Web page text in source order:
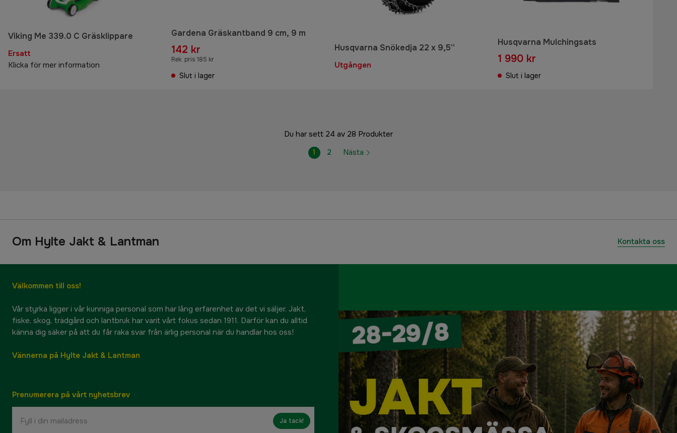
Viking Me 339.0 C Gräsklippare
Ersatt
Klicka för mer information
Gardena Gräskantband 9 cm, 9 m
142 kr
Rek. pris 185 kr
Slut i lager
Husqvarna Snökedja 22 x 9,5''
Utgången
Husqvarna Mulchingsats
1 990 kr
Slut i lager
Du har sett 24 av 28 Produkter
1
2 Nästa
Om Hylte Jakt & Lantman Kontakta oss
Välkommen till oss!
Vår styrka ligger i vår kunniga personal som har lång erfarenhet av det vi säljer. Jakt,
fiske, skog, trädgård och lantbruk har varit vårt fokus sedan 1911. Därför kan du alltid
känna dig säker på att du får raka svar från ärlig personal när du handlar hos oss!
Vännerna på Hylte Jakt & Lantman
Prenumerera på vårt nyhetsbrev
Ja tack!